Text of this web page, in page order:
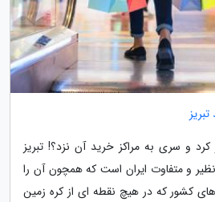
و سری به مراکز خرید آن نزد؟! تبریز
و متفاوت ایران است که همچون آن را
کشور که در هیچ نقطه ای از کره زمین